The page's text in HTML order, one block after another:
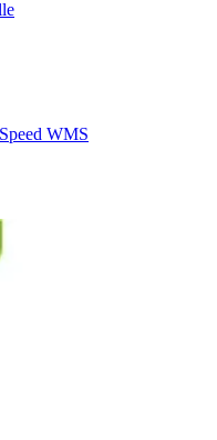
WMS